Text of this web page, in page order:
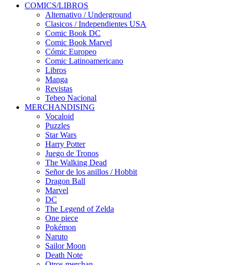
COMICS/LIBROS
Alternativo / Underground
Clasicos / Independientes USA
Comic Book DC
Comic Book Marvel
Cómic Europeo
Comic Latinoamericano
Libros
Manga
Revistas
Tebeo Nacional
MERCHANDISING
Vocaloid
Puzzles
Star Wars
Harry Potter
Juego de Tronos
The Walking Dead
Señor de los anillos / Hobbit
Dragon Ball
Marvel
DC
The Legend of Zelda
One piece
Pokémon
Naruto
Sailor Moon
Death Note